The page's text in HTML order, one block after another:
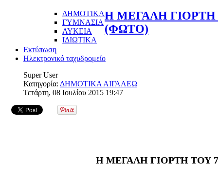
ΔΗΜΟΤΙΚΑ
ΓΥΜΝΑΣΙΑ
ΛΥΚΕΙΑ
ΙΔΙΩΤΙΚΑ
Η ΜΕΓΑΛΗ ΓΙΟΡΤΗ
(ΦΩΤΟ)
Εκτύπωση
Ηλεκτρονικό ταχυδρομείο
Super User
Κατηγορία: ΔΗΜΟΤΙΚΑ ΑΙΓΑΛΕΩ
Τετάρτη, 08 Ιουλίου 2015 19:47
Η ΜΕΓΑΛΗ ΓΙΟΡΤΗ ΤΟΥ